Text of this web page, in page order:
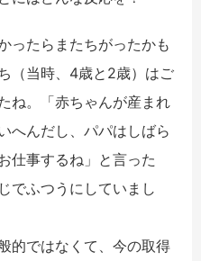
ったらまたちがったかも
（当時、4歳と2歳）はご
ね。「赤ちゃんが産まれ
へんだし、パパはしばら
仕事するね」と言った
でふつうにしていまし
的ではなくて、今の取得